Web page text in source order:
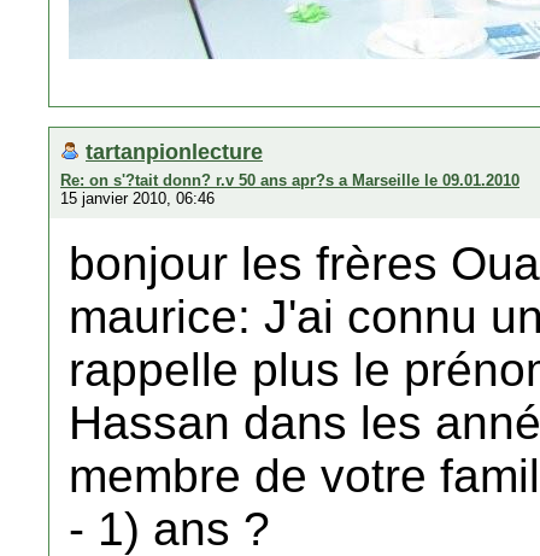
tartanpionlecture
Re: on s'?tait donn? r.v 50 ans apr?s a Marseille le 09.01.2010
15 janvier 2010, 06:46
bonjour les frères
maurice: J'ai connu
rappelle plus le
Hassan dans les
membre de votre
- 1) ans ?